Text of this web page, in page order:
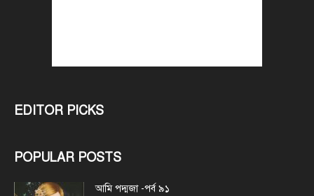
EDITOR PICKS
POPULAR POSTS
আমি পদ্মজা -পর্ব ৯১